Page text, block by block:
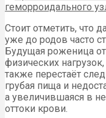
Стоит отметить, что
уже до родов часто
Будущая роженица
физических
также перестаёт
грубая пища и
а увеличившаяся в
оттоки крови.